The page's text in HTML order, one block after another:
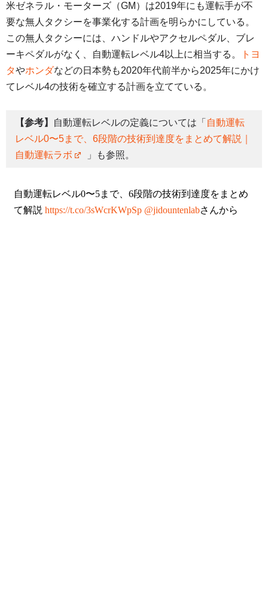
米ゼネラル・モーターズ（GM）は2019年にも運転手が不
要な無人タクシーを事業化する計画を明らかにしている。
この無人タクシーには、ハンドルやアクセルペダル、ブレ
ーキペダルがなく、自動運転レベル4以上に相当する。
トヨ
タやホンダなどの日本勢も2020年代前半から2025年にかけ
てレベル4の技術を確立する計画を立てている。
【参考】 自動運転レベルの定義については「 自動運転
レベル0〜5まで、6段階の技術到達度をまとめて解説｜
自動運転ラボ
」も参照。
自動運転レベル0〜5まで、6段階の技術到達度をまとめ
て解説 https://t.co/3sWcrKWpSp @jidountenlabさんから